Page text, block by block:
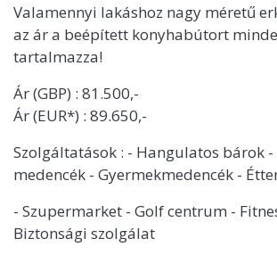
Valamennyi lakáshoz nagy méretű
az ár a beépített konyhabútort
tartalmazza!
Ár (GBP) : 81.500,-
Ár (EUR*) : 89.650,-
Szolgáltatások : - Hangulatos bárok
medencék - Gyermekmedencék -
- Szupermarket - Golf centrum -
Biztonsági szolgálat